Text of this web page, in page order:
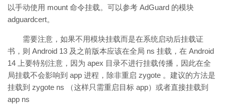
以手动使用 mount 命令挂载。可以参考 AdGuard 的模块
adguardcert。
需要注意，如果不用模块挂载而是在系统启动后挂载证
书，则 Android 13 及之前版本应该在全局 ns 挂载，在 Android
14 上要特别注意，因为 apex 目录不进行挂载传播，因此在全
局挂载不会影响到 app 进程，除非重启 zygote 。建议的方法是
挂载到 zygote ns （这样只需重启目标 app）或者直接挂载到
app ns